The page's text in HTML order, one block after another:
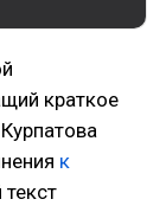
краткое
к